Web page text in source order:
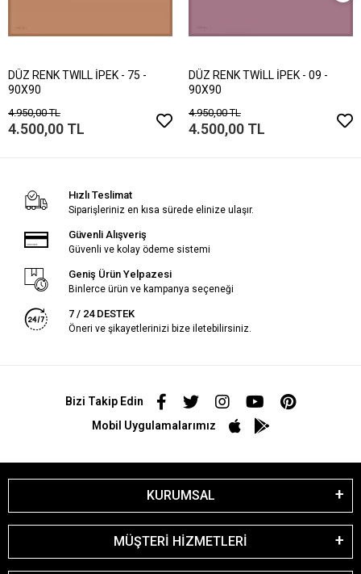
DÜZ RENK TWILL İPEK - 75 -
90X90
4.950,00 TL
4.500,00 TL
DÜZ RENK TWİLL İPEK - 09 -
90X90
4.950,00 TL
4.500,00 TL
Hızlı Teslimat
Siparişleriniz en kısa sürede elinize ulaşır.
Güvenli Alışveriş
Güvenli ve kolay ödeme sistemi
Geniş Ürün Yelpazesi
Binlerce ürün ve kampanya seçeneği
7 / 24 DESTEK
Öneri ve şikayetlerinizi bize iletebilirsiniz.
Bizi Takip Edin
Mobil Uygulamalarımız
KURUMSAL
MÜŞTERİ HİZMETLERİ